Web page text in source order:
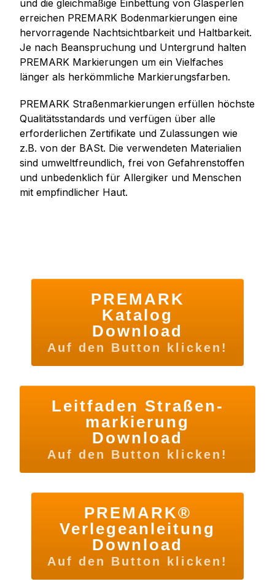
und die gleichmäßige Einbettung von Glasperlen
erreichen PREMARK Bodenmarkierungen eine
hervorragende Nachtsichtbarkeit und Haltbarkeit.
Je nach Beanspruchung und Untergrund halten
PREMARK Markierungen um ein Vielfaches
länger als herkömmliche Markierungsfarben.
PREMARK Straßenmarkierungen erfüllen höchste
Qualitätsstandards und verfügen über alle
erforderlichen Zertifikate und Zulassungen wie
z.B. von der BASt. Die verwendeten Materialien
sind umweltfreundlich, frei von Gefahrenstoffen
und unbedenklich für Allergiker und Menschen
mit empfindlicher Haut.
PREMARK
Katalog
Download
Auf den Button klicken!
Leitfaden Straßen-
markierung
Download
Auf den Button klicken!
PREMARK®
Verlegeanleitung
Download
Auf den Button klicken!